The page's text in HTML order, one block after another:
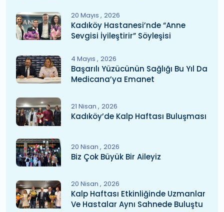
20 Mayıs 2026
Kadıköy Hastanesi’nde “Anne
Sevgisi İyileştirir” Söyleşisi
4 Mayıs 2026
Başarılı Yüzücünün Sağlığı Bu Yıl Da
Medicana’ya Emanet
21 Nisan 2026
Kadıköy’de Kalp Haftası Buluşması
20 Nisan 2026
Biz Çok Büyük Bir Aileyiz
20 Nisan 2026
Kalp Haftası Etkinliğinde Uzmanlar
Ve Hastalar Aynı Sahnede Buluştu